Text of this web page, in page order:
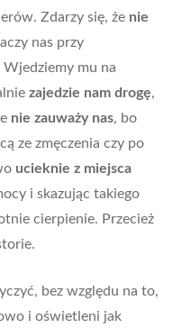
Zdarzy się, że nie
nas przy
Wjedziemy mu na
zajedzie nam drogę,
nie zauważy nas, bo
ze zmęczenia czy po
ucieknie z miejsca
i skazując takiego
cierpienie. Przecież
bez względu na to,
i oświetleni jak